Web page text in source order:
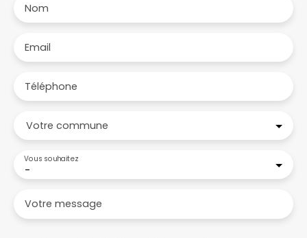
Nom
Email
Téléphone
Votre commune
-
Vous souhaitez
Votre message